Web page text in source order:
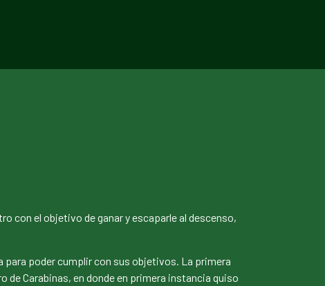
con el objetivo de ganar y escaparle al descenso,
poder cumplir con sus objetivos. La primera
de Carabinas, en donde en primera instancia quiso